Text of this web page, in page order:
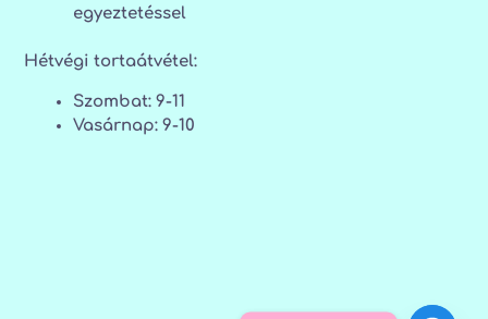
egyeztetéssel
Hétvégi tortaátvétel:
Szombat: 9-11
Vasárnap: 9-10